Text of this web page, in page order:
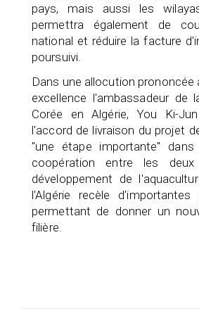
pays, mais aussi les
permettra également de
national et réduire la facture
poursuivi.
Dans une allocution prononcée
excellence l'ambassadeur de
Corée en Algérie, You Ki-
l'accord de livraison du projet
"une étape importante"
coopération entre les
développement de
l'Algérie recèle
permettant de donner un
filière.